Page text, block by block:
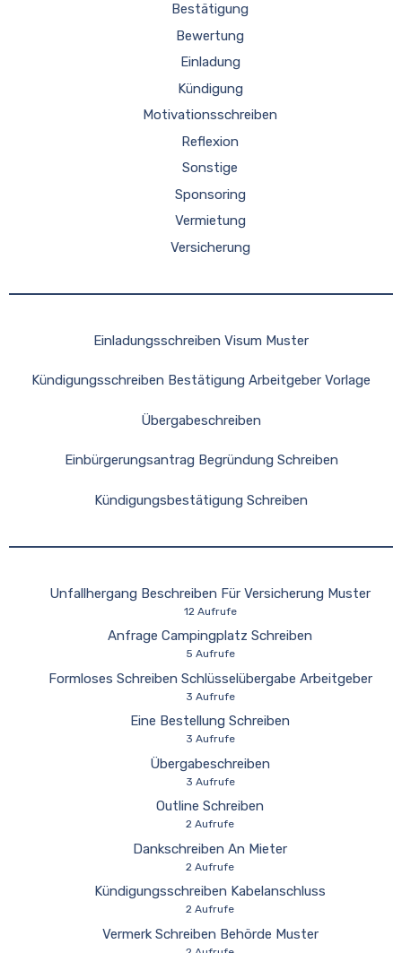
Bestätigung
Bewertung
Einladung
Kündigung
Motivationsschreiben
Reflexion
Sonstige
Sponsoring
Vermietung
Versicherung
Einladungsschreiben Visum Muster
Kündigungsschreiben Bestätigung Arbeitgeber Vorlage
Übergabeschreiben
Einbürgerungsantrag Begründung Schreiben
Kündigungsbestätigung Schreiben
Unfallhergang Beschreiben Für Versicherung Muster
12 Aufrufe
Anfrage Campingplatz Schreiben
5 Aufrufe
Formloses Schreiben Schlüsselübergabe Arbeitgeber
3 Aufrufe
Eine Bestellung Schreiben
3 Aufrufe
Übergabeschreiben
3 Aufrufe
Outline Schreiben
2 Aufrufe
Dankschreiben An Mieter
2 Aufrufe
Kündigungsschreiben Kabelanschluss
2 Aufrufe
Vermerk Schreiben Behörde Muster